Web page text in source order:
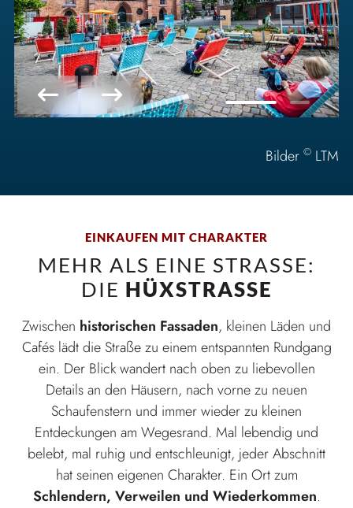
Bilder © LTM
EINKAUFEN MIT CHARAKTER
MEHR ALS EINE STRASSE: D
IE HÜXSTRASSE
Zwischen historischen Fassaden, kleinen Läden und
Cafés lädt die Straße zu einem entspannten Rundgang
ein. Der Blick wandert nach oben zu liebevollen
Details an den Häusern, nach vorne zu neuen
Schaufenstern und immer wieder zu kleinen
Entdeckungen am Wegesrand. Mal lebendig und
belebt, mal ruhig und entschleunigt, jeder Abschnitt
hat seinen eigenen Charakter. Ein Ort zum
Schlendern, Verweilen und Wiederkommen.